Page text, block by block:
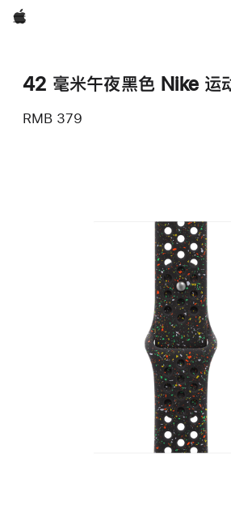
Apple
42 毫米午夜黑色 Nike 运
RMB 379